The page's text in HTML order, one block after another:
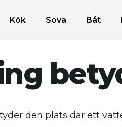
Kök Sova Båt
den plats där ett